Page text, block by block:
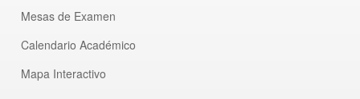
Mesas de Examen
Calendario Académico
Mapa Interactivo